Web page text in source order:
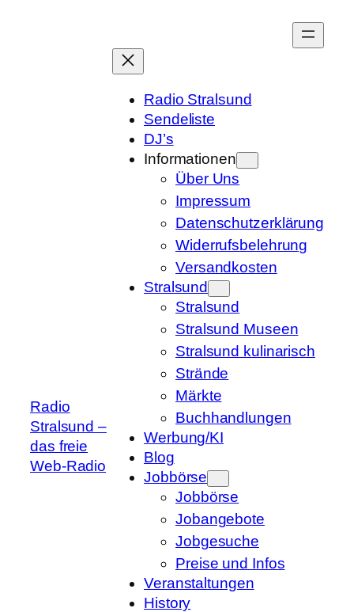
Radio
Stralsund –
das freie
Web-Radio
Radio Stralsund
Sendeliste
DJ’s
Informationen
Über Uns
Impressum
Datenschutzerklärung
Widerrufsbelehrung
Versandkosten
Stralsund
Stralsund
Stralsund Museen
Stralsund kulinarisch
Strände
Märkte
Buchhandlungen
Werbung/KI
Blog
Jobbörse
Jobbörse
Jobangebote
Jobgesuche
Preise und Infos
Veranstaltungen
History